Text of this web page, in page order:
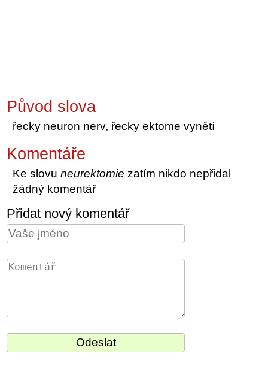
Původ slova
řecky neuron nerv, řecky ektome vynětí
Komentáře
Ke slovuneurektomie zatím nikdo nepřidal
žádný komentář
Přidat nový komentář